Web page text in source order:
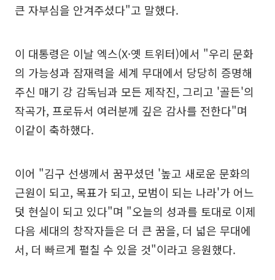
큰 자부심을 안겨주셨다"고 말했다.
이 대통령은 이날 엑스(X·옛 트위터)에서 "우리 문화
의 가능성과 잠재력을 세계 무대에서 당당히 증명해
주신 매기 강 감독님과 모든 제작진, 그리고 '골든'의
작곡가, 프로듀서 여러분께 깊은 감사를 전한다"며
이같이 축하했다.
이어 "김구 선생께서 꿈꾸셨던 '높고 새로운 문화의
근원이 되고, 목표가 되고, 모범이 되는 나라'가 어느
덧 현실이 되고 있다"며 "오늘의 성과를 토대로 이제
다음 세대의 창작자들은 더 큰 꿈을, 더 넓은 무대에
서, 더 빠르게 펼칠 수 있을 것"이라고 응원했다.